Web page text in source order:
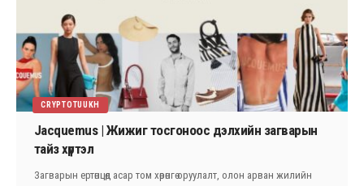
CRYPTOTUUKH
Jacquemus | Жижиг тосгоноос дэлхийн загварын
тайз хүртэл
Загварын ертөнцөд асар том хөрөнгө оруулалт, олон арван жилийн